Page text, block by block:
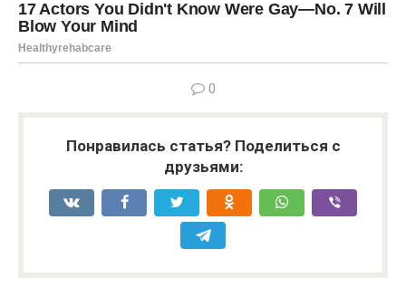
0
Понравилась статья? Поделиться с
друзьями: